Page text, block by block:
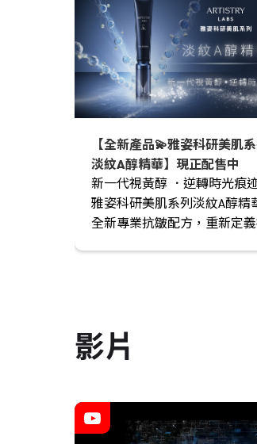
【全新產品💫雅姿科研美肌
淡紋A醇精華】現正配售中
新一代視黃醇 ．逆轉時光痕
雅姿科研美肌系列淡紋A醇精
全新專業抗皺配方，重新定
影片